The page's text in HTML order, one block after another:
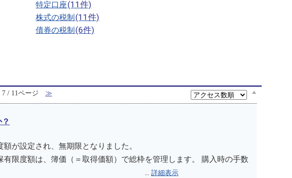
特定口座(11件)
株式の税制 (11件)
債券の税制 (6件)
7 / 11ページ ≫
が設定され、無期限となりました。
得価額）で総枠を管理します。 購入時の手数
含まれません。 ... 詳細表示